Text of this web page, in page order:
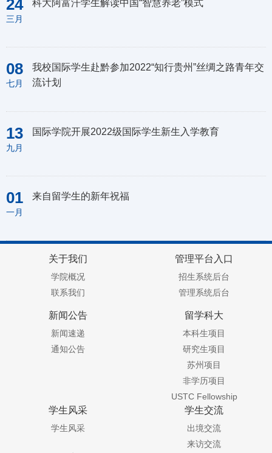
24
三月
科大阿富汗学生解读中国“智慧养老”模式
08
七月
我校国际学生赴黔参加2022“知行贵州”丝绸之路青年交
流计划
13
九月
国际学院开展2022级国际学生新生入学教育
01
一月
来自留学生的新年祝福
关于我们
学院概况
联系我们
管理平台入口
招生系统后台
管理系统后台
新闻公告
新闻速递
通知公告
留学科大
本科生项目
研究生项目
苏州项目
非学历项目
USTC Fellowship
学生风采
学生风采
学生交流
出境交流
来访交流